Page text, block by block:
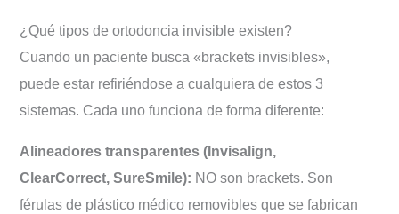
¿Qué tipos de ortodoncia invisible existen?
Cuando un paciente busca «brackets invisibles»,
puede estar refiriéndose a cualquiera de estos 3
sistemas. Cada uno funciona de forma diferente:
Alineadores transparentes (Invisalign,
ClearCorrect, SureSmile): NO son brackets. Son
férulas de plástico médico removibles que se fabrican